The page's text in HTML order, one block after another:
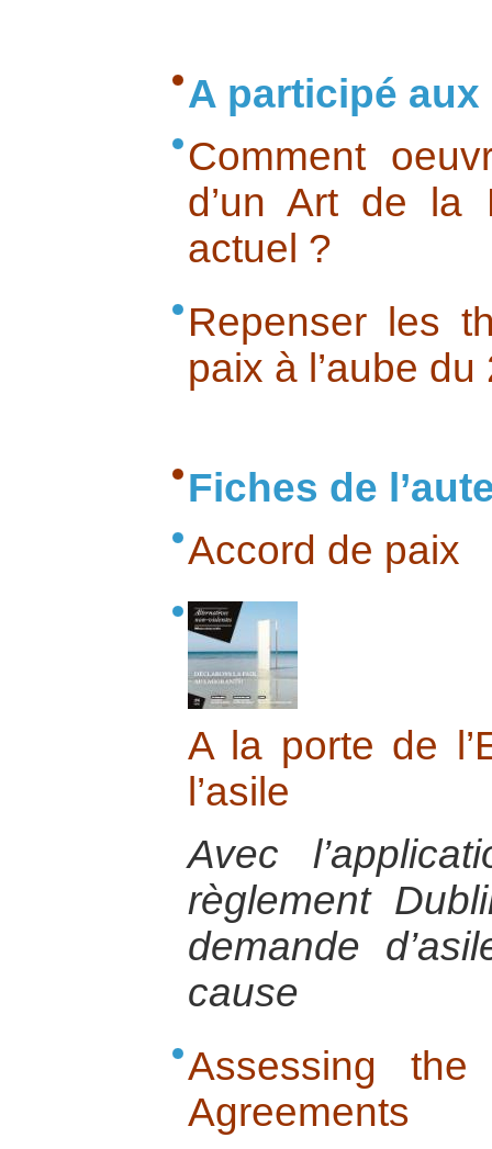
A participé aux
Comment
d’un Art de la
actuel ?
Repenser les
paix à l’aube
Fiches de
Accord de paix
A la porte de
l’asile
Avec
règlement
demande
cause
Assessing
Agreements